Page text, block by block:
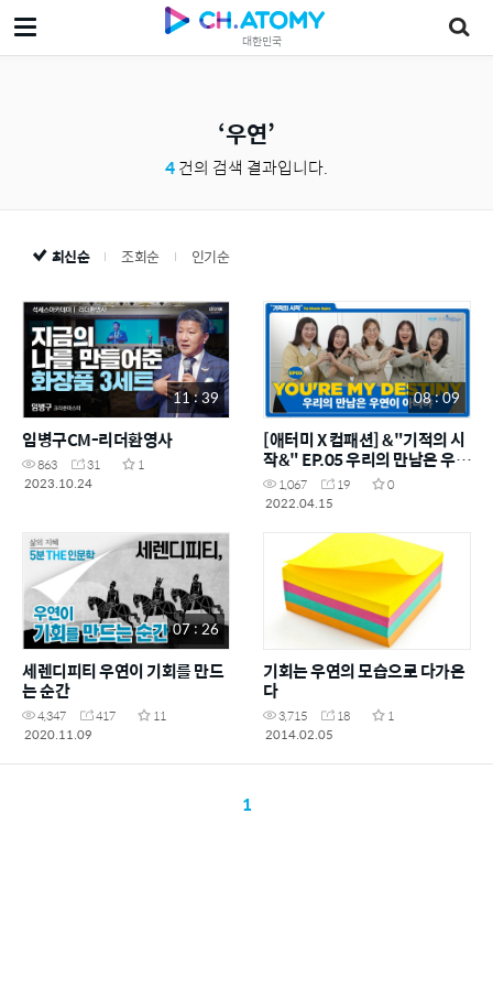
대한민국
우연
4건의 검색 결과입니다.
최신순 조회순 인기순
11 : 39
임병구CM-리더환영사
863 31
1
2023.10.24
08 : 09
[애터미 X 컴패션] &"기적의 시
작&" EP.05 우리의 만남은 우연
이 아니야!
1,067 19
0
2022.04.15
07 : 26
세렌디피티 우연이 기회를 만드
는 순간
4,347 417
11
2020.11.09
기회는 우연의 모습으로 다가온
다
3,715 18
1
2014.02.05
1